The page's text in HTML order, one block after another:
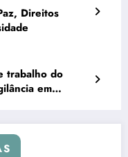
Direitos
trabalho do
em